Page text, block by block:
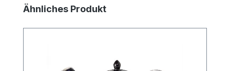
Produktgalerie überspringen
Ähnliches Produkt